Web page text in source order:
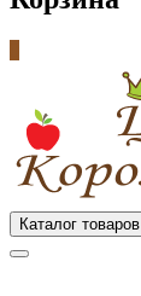
Каталог товаров